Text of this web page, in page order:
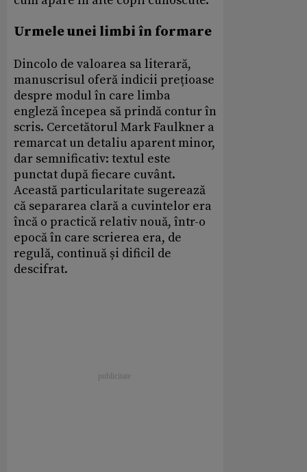
Urmele unei limbi în formare
Dincolo de valoarea sa literară,
manuscrisul oferă indicii prețioase
despre modul în care limba
engleză începea să prindă contur în
scris. Cercetătorul Mark Faulkner a
remarcat un detaliu aparent minor,
dar semnificativ: textul este
punctat după fiecare cuvânt.
Această particularitate sugerează
că separarea clară a cuvintelor era
încă o practică relativ nouă, într-o
epocă în care scrierea era, de
regulă, continuă și dificil de
descifrat.